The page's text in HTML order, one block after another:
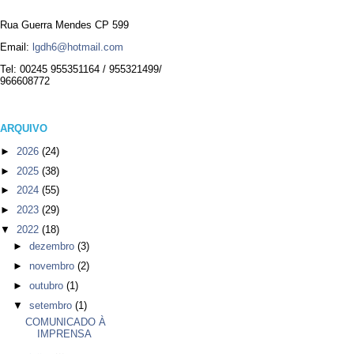
Rua Guerra Mendes CP 599
Email: lgdh6@hotmail.com
Tel: 00245 955351164 / 955321499/
966608772
ARQUIVO
► 2026 (24)
► 2025 (38)
► 2024 (55)
► 2023 (29)
▼ 2022 (18)
► dezembro (3)
► novembro (2)
► outubro (1)
▼ setembro (1)
COMUNICADO À
IMPRENSA